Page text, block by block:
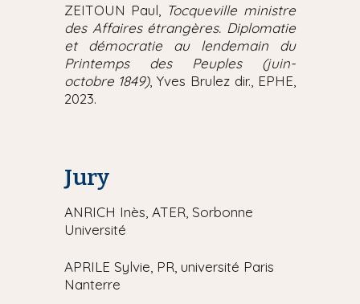
ZEITOUN Paul,
Tocqueville ministre
des Affaires étrangères. Diplomatie
et démocratie au lendemain du
Printemps des Peuples (juin-
octobre 1849), Yves Brulez dir., EPHE,
2023.
Jury
ANRICH Inès, ATER, Sorbonne
Université
APRILE Sylvie, PR, université Paris
Nanterre